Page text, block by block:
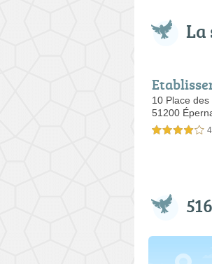
La
10 Place des
51200
4,0 étoiles sur 5